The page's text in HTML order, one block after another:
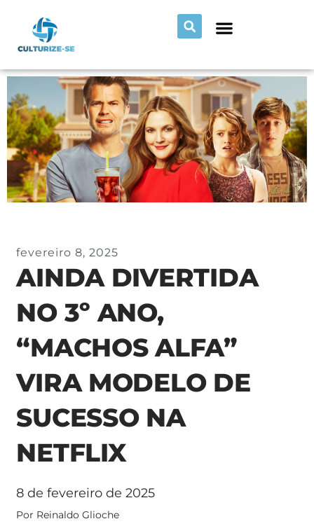
fevereiro 8, 2025
AINDA DIVERTIDA
NO 3º ANO,
“MACHOS ALFA”
VIRA MODELO DE
SUCESSO NA
NETFLIX
8 de fevereiro de 2025
Por Reinaldo Glioche